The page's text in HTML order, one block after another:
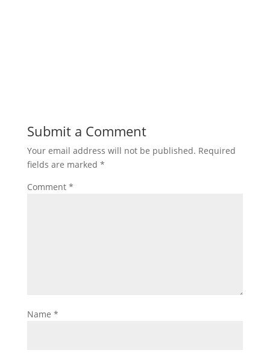
Submit a Comment
Your email address will not be published. Required
fields are marked *
Comment *
Name *